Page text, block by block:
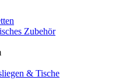
Zubehör
& Tische